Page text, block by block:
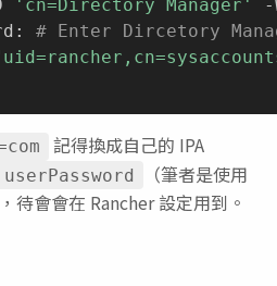
'cn=Directory Manager'
-
# Enter Dircetory
記得換成自己的 IPA
userPassword
（筆者是使用
待會會在 Rancher 設定用到。